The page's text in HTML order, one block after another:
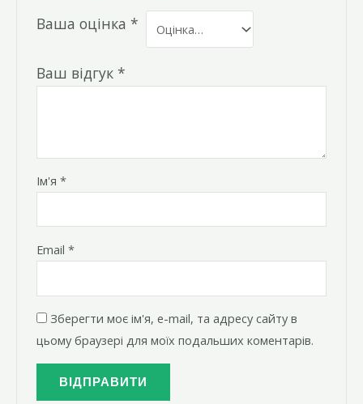
Ваша оцінка*
Ваш відгук*
Ім'я*
Email*
Зберегти моє ім'я, e-mail, та адресу сайту в
цьому браузері для моїх подальших коментарів.